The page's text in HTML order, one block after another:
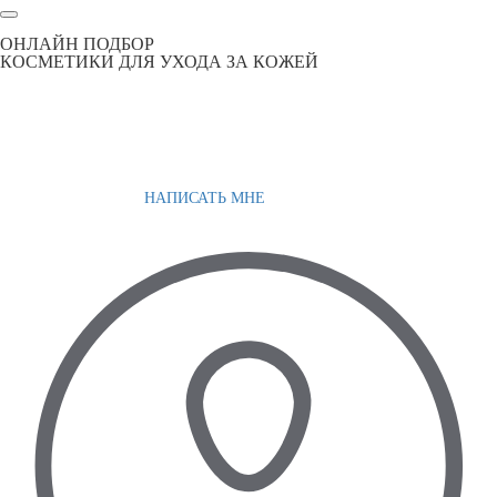
ОНЛАЙН ПОДБОР
КОСМЕТИКИ ДЛЯ УХОДА ЗА КОЖЕЙ
НАПИСАТЬ МНЕ